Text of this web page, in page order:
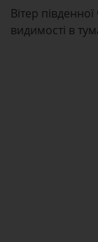
Вітер
видимості в